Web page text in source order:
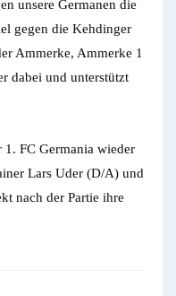
unsere Germanen die
gegen die Kehdinger
Ammerke, Ammerke 1
dabei und unterstützt
FC Germania wieder
Lars Uder (D/A) und
nach der Partie ihre